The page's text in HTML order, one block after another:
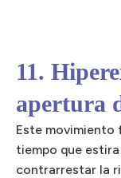
11.
apertura
Este movimiento
tiempo que
contrarrestar la